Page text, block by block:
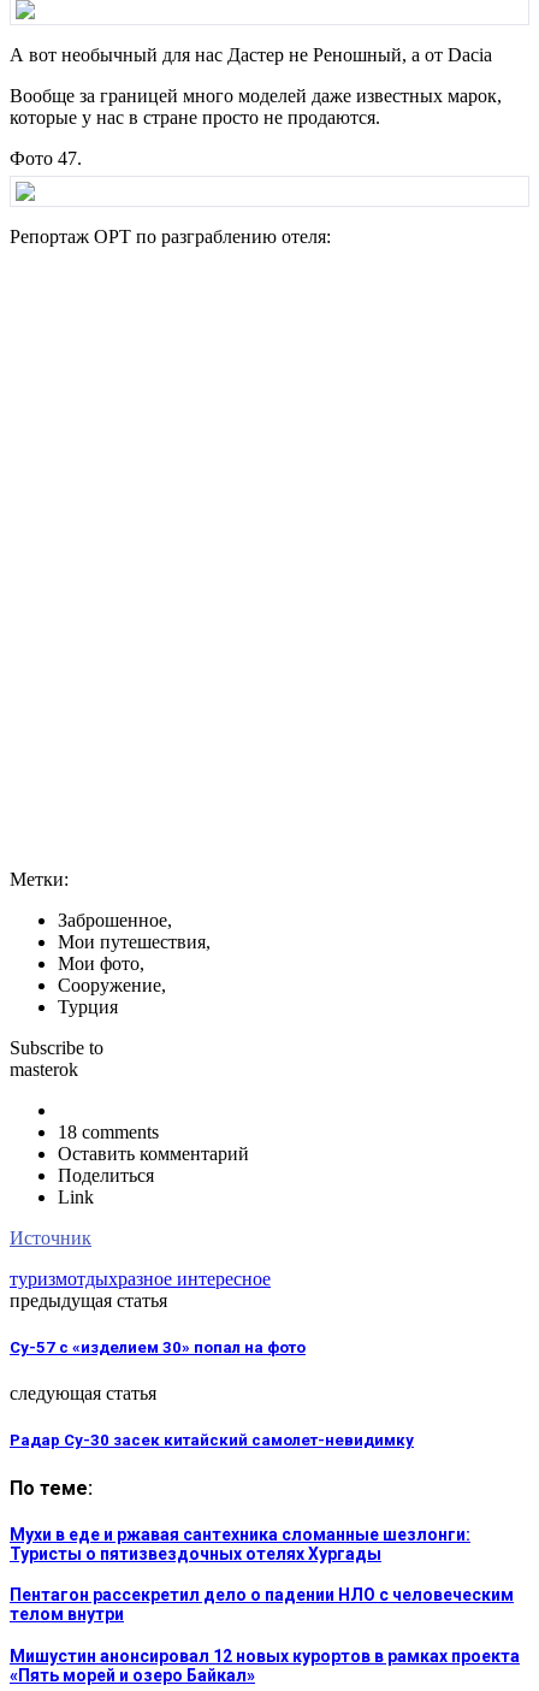
А вот необычный для нас Дастер не Реношный, а от Dacia
Вообще за границей много моделей даже известных марок,
которые у нас в стране просто не продаются.
Фото 47.
Репортаж ОРТ по разграблению отеля:
Метки:
Заброшенное,
Мои путешествия,
Мои фото,
Сооружение,
Турция
Subscribe to
masterok
18 comments
Оставить комментарий
Поделиться
Link
Источник
туризмотдыхразное интересное
предыдущая статья
Су-57 с «изделием 30» попал на фото
следующая статья
Радар Су-30 засек китайский самолет-невидимку
По теме:
Мухи в еде и ржавая сантехника сломанные шезлонги:
Туристы о пятизвездочных отелях Хургады
Пентагон рассекретил дело о падении НЛО с человеческим
телом внутри
Мишустин анонсировал 12 новых курортов в рамках проекта
«Пять морей и озеро Байкал»